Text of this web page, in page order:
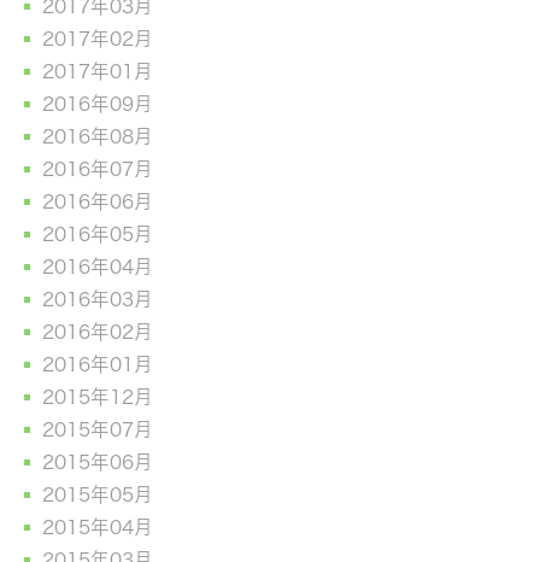
2017年03月
2017年02月
2017年01月
2016年09月
2016年08月
2016年07月
2016年06月
2016年05月
2016年04月
2016年03月
2016年02月
2016年01月
2015年12月
2015年07月
2015年06月
2015年05月
2015年04月